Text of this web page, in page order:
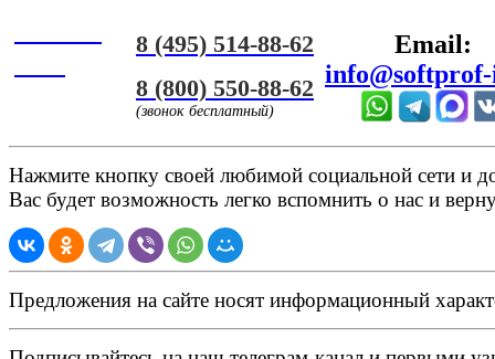
8 (495) 514-88-62
8 (800) 550-88-62
(звонок бесплатный)
Email:
Нажмите кнопку своей любимой социальной сети и
Вас будет возможность легко вспомнить о нас и
Предложения на сайте носят информационный